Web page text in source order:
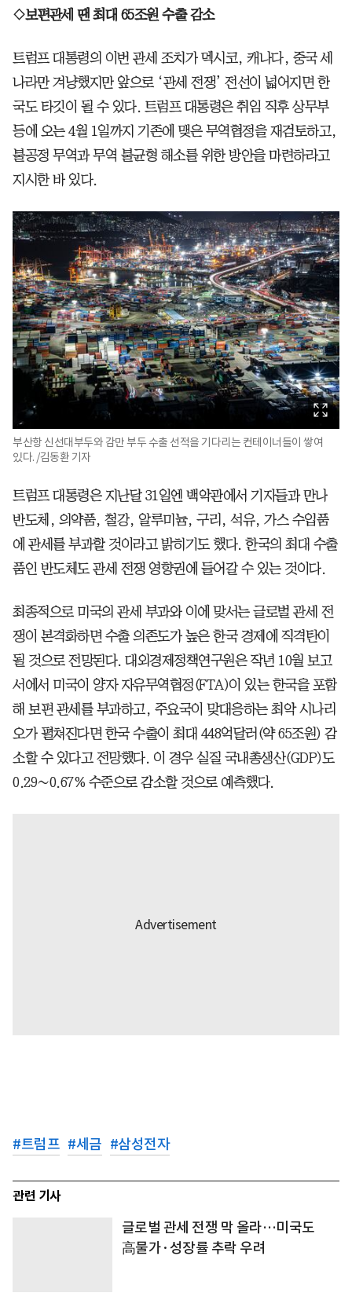
◇보편관세 땐 최대 65조원 수출 감소
트럼프 대통령의 이번 관세 조치가 멕시코, 캐나다, 중국 세
나라만 겨냥했지만 앞으로 ‘관세 전쟁’ 전선이 넓어지면 한
국도 타깃이 될 수 있다. 트럼프 대통령은 취임 직후 상무부
등에 오는 4월 1일까지 기존에 맺은 무역협정을 재검토하고,
불공정 무역과 무역 불균형 해소를 위한 방안을 마련하라고
지시한 바 있다.
부산항 신선대부두와 감만 부두 수출 선적을 기다리는 컨테이너들이 쌓여
있다. /김동환 기자
트럼프 대통령은 지난달 31일엔 백악관에서 기자들과 만나
반도체, 의약품, 철강, 알루미늄, 구리, 석유, 가스 수입품
에 관세를 부과할 것이라고 밝히기도 했다. 한국의 최대 수출
품인 반도체도 관세 전쟁 영향권에 들어갈 수 있는 것이다.
최종적으로 미국의 관세 부과와 이에 맞서는 글로벌 관세 전
쟁이 본격화하면 수출 의존도가 높은 한국 경제에 직격탄이
될 것으로 전망된다. 대외경제정책연구원은 작년 10월 보고
서에서 미국이 양자 자유무역협정(FTA)이 있는 한국을 포함
해 보편 관세를 부과하고, 주요국이 맞대응하는 최악 시나리
오가 펼쳐진다면 한국 수출이 최대 448억달러(약 65조원) 감
소할 수 있다고 전망했다. 이 경우 실질 국내총생산(GDP)도
0.29∼0.67% 수준으로 감소할 것으로 예측했다.
#트럼프 #세금 #삼성전자
관련 기사
글로벌 관세 전쟁 막 올라…미국도
高물가·성장률 추락 우려